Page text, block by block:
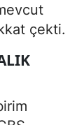
çekti.